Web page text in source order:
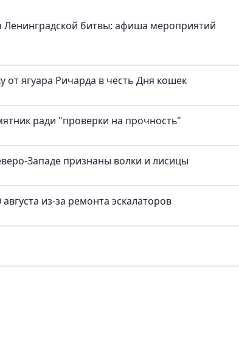
битвы: афиша мероприятий
от ягуара Ричарда в честь Дня кошек
ради "проверки на прочность"
Западе признаны волки и лисицы
из-за ремонта эскалаторов